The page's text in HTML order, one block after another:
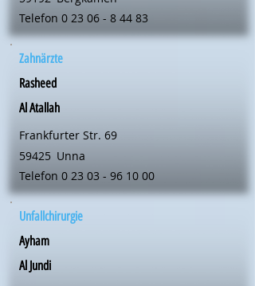
Telefon 0 23 06 - 8 44 83
Zahnärzte
Rasheed
Al Atallah
Frankfurter Str. 69
59425 Unna
Telefon 0 23 03 - 96 10 00
Unfallchirurgie
Ayham
Al Jundi